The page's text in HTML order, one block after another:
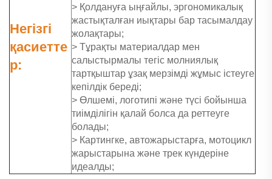
Негізгі
қасиетте
р:
> Қолдануға ыңғайлы, эргономикалық
жастықталған иықтары бар тасымалдау
жолақтары;
> Тұрақты материалдар мен
салыстырмалы тегіс молниялық
тартқыштар ұзақ мерзімді жұмыс істеуге
кепілдік береді;
> Өлшемі, логотипі және түсі бойынша
тиімділігін қалай болса да реттеуге
болады;
> Картингке, автожарыстарға, мотоцикл
жарыстарына және трек күндеріне
идеалды;